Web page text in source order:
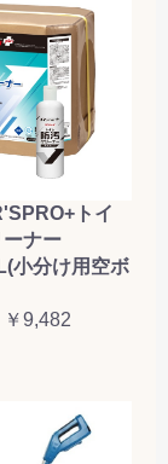
トイ
ーナー
小分け用空ボ
￥9,482